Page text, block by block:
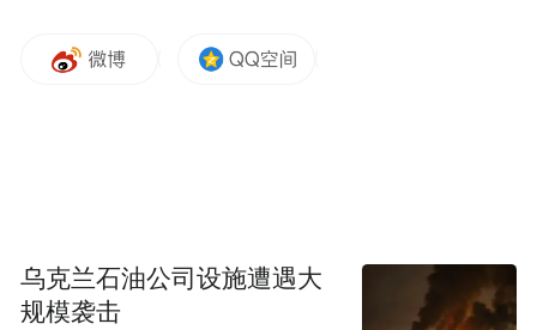
张悦然感觉每次创作新的作品的时候，就有
一种“一贫如洗，白手起家”的感觉，不能用
乌克兰石油公司设施遭遇大
规模袭击